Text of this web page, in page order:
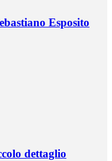
Esposito
dettaglio